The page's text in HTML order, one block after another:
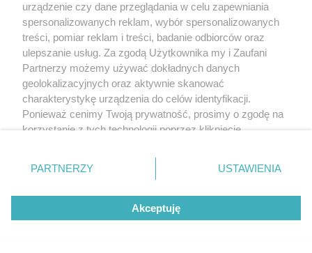
PROGNOZA POGODY
Załamanie pogody w Polsce.
Od zachodu nadciągają burze
z silnym wiatrem
urządzenie czy dane przeglądania w celu zapewniania
spersonalizowanych reklam, wybór spersonalizowanych
treści, pomiar reklam i treści, badanie odbiorców oraz
ulepszanie usług. Za zgodą Użytkownika my i Zaufani
Partnerzy możemy używać dokładnych danych
geolokalizacyjnych oraz aktywnie skanować
charakterystykę urządzenia do celów identyfikacji.
Ponieważ cenimy Twoją prywatność, prosimy o zgodę na
korzystanie z tych technologii poprzez kliknięcie
zmienić/wycofać klikając przycisk ustawień prywatności
znajdujący się w lewym dolnym rogu strony
rodzaje przetwarzania danych nie wymagają zgody
użytkownika, ale masz prawo sprzeciwić się takiemu
przetwarzaniu. Preferencje będą miały zastosowanie tylko
PARTNERZY USTAWIENIA
Akceptuję